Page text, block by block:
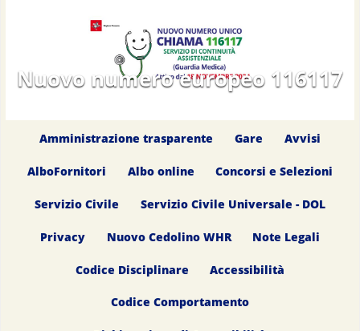
Nuovo numero europeo 116117
Amministrazione trasparente Gare Avvisi
AlboFornitori Albo online Concorsi e Selezioni
Servizio Civile Servizio Civile Universale - DOL
Privacy Nuovo Cedolino WHR Note Legali
Codice Disciplinare Accessibilità
Codice Comportamento